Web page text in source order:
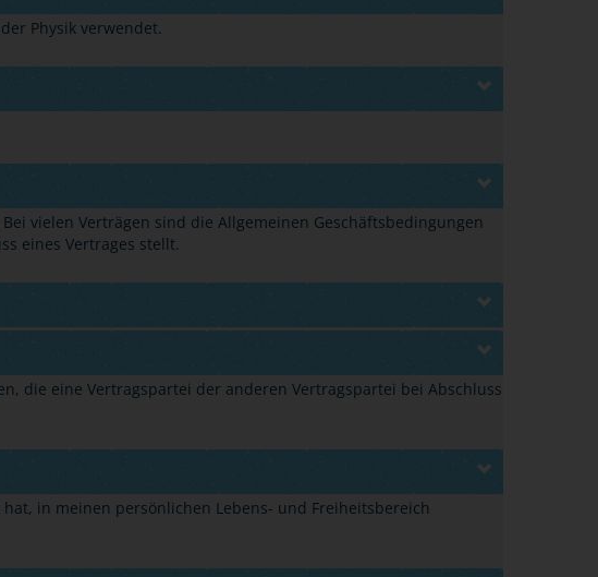
Physik verwendet.
Bei vielen Verträgen sind die Allgemeinen Geschäftsbedingungen
eines Vertrages stellt.
die eine Vertragspartei der anderen Vertragspartei bei Abschluss
in meinen persönlichen Lebens- und Freiheitsbereich